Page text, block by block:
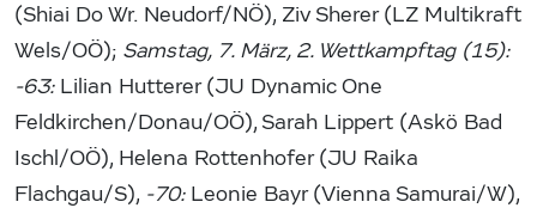
(Shiai Do Wr. Neudorf/NÖ), Ziv Sherer (LZ Multikraft
Wels/OÖ); Samstag, 7. März, 2. Wettkampftag (15):
-63:Lilian Hutterer (JU Dynamic One
Feldkirchen/Donau/OÖ), Sarah Lippert (Askö Bad
Ischl/OÖ), Helena Rottenhofer (JU Raika
Flachgau/S), -70:Leonie Bayr (Vienna Samurai/W),